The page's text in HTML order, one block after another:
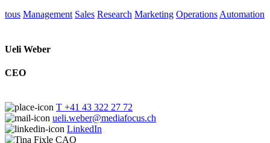
tous Management Sales Research Marketing OperationsAutomation
Ueli Weber
CEO
T +41 43 322 27 72
ueli.weber@mediafocus.ch
LinkedIn